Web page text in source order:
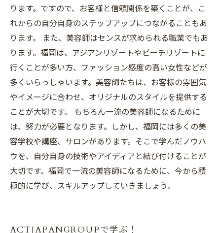
ります。ですので、お客様と信頼関係を築くことが、こ
れからの自分自身のステップアップにつながることもあ
ります。 また、美容師はセンスが求められる職業でもあ
ります。福岡は、アジアンリゾートやビーチリゾートに
行くことが多い方、ファッション感度の高い女性などが
多くいらっしゃいます。美容師たちは、お客様の雰囲気
やイメージに合わせ、オリジナルのスタイルを提供する
ことが大切です。 もちろん一流の美容師になるために
は、努力が必要となります。しかし、福岡には多くの美
容学校や講座、サロンがあります。そこで学んだノウハ
ウを、自分自身の技術やアイディアと結び付けることが
大切です。福岡で一流の美容師になるために、今から積
極的に学び、スキルアップしていきましょう。
ACTJAPANGROUPで学ぶ！